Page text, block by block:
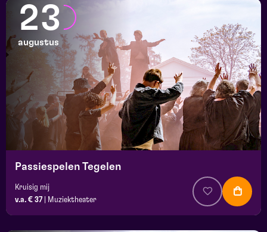
23
augustus
Passiespelen Tegelen
Kruisig mij
v.a. € 37
Muziektheater